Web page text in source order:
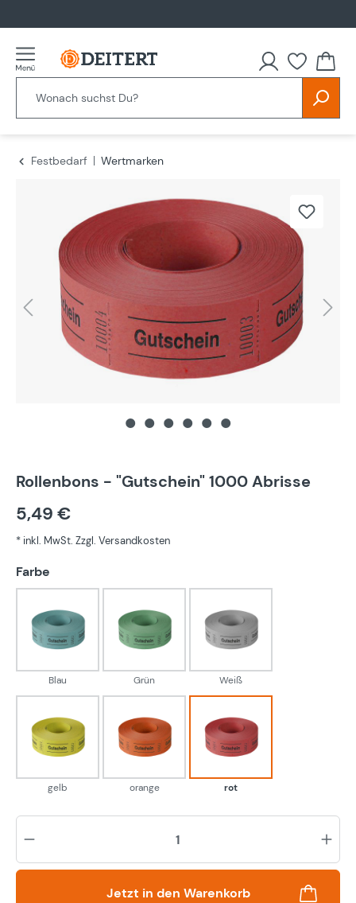
Festbedarf
Wertmarken
Rollenbons - "Gutschein" 1000 Abrisse
5,49 €
* inkl. MwSt. Zzgl. Versandkosten
Farbe
Blau
Blau
Grün
Grün
Weiß
Weiß
gelb
gelb
orange
orange
rot
rot
Jetzt in den Warenkorb